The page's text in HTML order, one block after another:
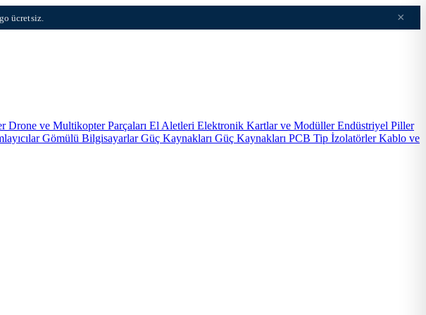
ücretsiz. ×
Drone ve Multikopter Parçaları El Aletleri Elektronik Kartlar ve ModüllerEndüstriyel Piller
Gömülü BilgisayarlarGüç Kaynakları Güç Kaynakları PCB Tip İzolatörlerKablo ve